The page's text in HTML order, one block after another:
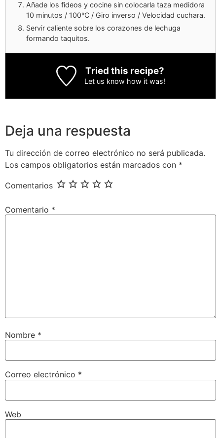
Añade los fideos y cocine sin colocarla taza medidora
10 minutos / 100ºC / Giro inverso / Velocidad cuchara.
Servir caliente sobre los corazones de lechuga
formando taquitos.
Tried this recipe?
Let us know how it was!
Deja una respuesta
Tu dirección de correo electrónico no será publicada.
Los campos obligatorios están marcados con *
Comentarios
Comentario *
Nombre *
Correo electrónico *
Web